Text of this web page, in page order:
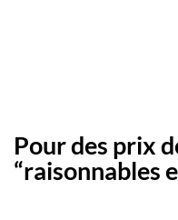
Pour des prix
“raisonnables